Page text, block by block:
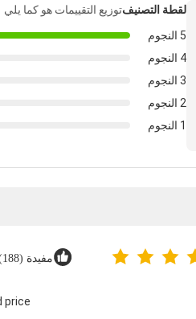
لقطة التصنيفتوزيع التقييمات هو كما يلي
5 النجوم
4 النجوم
3 النجوم
2 النجوم
1 النجوم
مفيدة (188)